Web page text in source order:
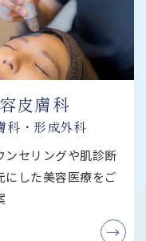
皮膚科
科・形成外科
ンセリングや肌診断
にした美容医療をご